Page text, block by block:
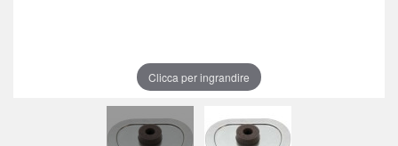
Clicca per ingrandire